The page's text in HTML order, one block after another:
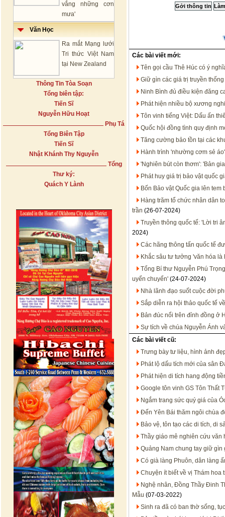
vắng những cơn
mưa'
Văn Học
Ra mắt Mạng lưới
Tri thức Việt Nam
tại New Zealand
Thông Tin Tòa Soạn
Tổng biên tập:
Tiến Sĩ
Nguyễn Hữu Hoạt
Phụ Tá
Tổng Biên Tập
Tiến Sĩ
Nhật Khánh Thy Nguyễn
Tổng
Thư ký:
Quách Y Lành
Các bài viết mới:
Tên gọi cầu Thê Húc có ý
Giữ gìn các giá trị truyền
Ninh Bình đủ điều kiện đăng
Phát hiện nhiều bộ xương
Tôn vinh tiếng Việt: Dấu ấn
Quốc hội đồng tình quy định
Tăng cường bảo tồn tại các
Hành trình 'nhường cơm sẻ
'Nghiên bút còn thơm': 'Bản
Phát huy giá trị bảo vật quốc
Bốn Bảo vật Quốc gia lên tem
Hàng trăm tổ chức nhân dân
trần (26-07-2024)
Truyền thông quốc tế: 'Lời tri
2024)
Các hãng thông tấn quốc tế
Khắc sâu tư tưởng 'văn hóa là
Tổng Bí thư Nguyễn Phú
uyển chuyển' (24-07-2024)
Nhà lãnh đạo suốt cuộc đời
Sắp diễn ra hội thảo quốc tế
Bản đúc nổi trên đỉnh đồng ở
Sự tích về chúa Nguyễn Ánh
Các bài viết cũ:
Trưng bày tư liệu, hình ảnh
Phát lộ dấu tích mới của sân
Phát hiện di tích hang động
Google tôn vinh GS Tôn Thất
Ngắm trang sức quý giá của
Đến Yên Bái thăm ngôi chùa
Bảo vệ, tôn tạo các di tích, di
Thầy giáo mê nghiên cứu văn
Quảng Nam chung tay giữ gìn
Có già làng Phuôn, dân làng
Chuyện ít biết về vị Thám hoa
Nghệ nhân, Đồng Thầy Đinh
Mẫu (07-03-2022)
Sinh ra đã có ban thờ sống,